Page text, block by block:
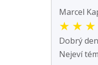
Marcel
★ ★ ★
Dobrý
Nejeví